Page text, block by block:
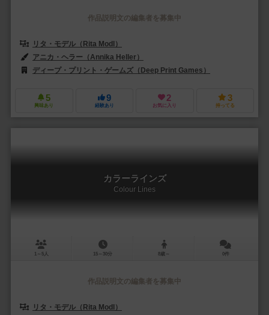
作品説明文の編集者を募集中
リタ・モデル（Rita Modl）
アニカ・ヘラー（Annika Heller）
ディープ・プリント・ゲームズ（Deep Print Games）
5
興味あり
9
経験あり
2
お気に入り
3
持ってる
カラーラインズ
Colour Lines
1～5人 15～30分 8歳～ 0件
作品説明文の編集者を募集中
リタ・モデル（Rita Modl）